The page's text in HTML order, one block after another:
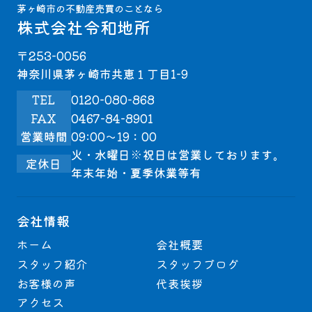
茅ヶ崎市の不動産売買のことなら
株式会社令和地所
〒253-0056
神奈川県茅ヶ崎市共恵１丁目1-9
TEL
0120-080-868
FAX
0467-84-8901
営業時間 09:00～19：00
定休日
火・水曜日※祝日は営業しております。
年末年始・夏季休業等有
会社情報
ホーム
会社概要
スタッフ紹介
スタッフブログ
お客様の声
代表挨拶
アクセス